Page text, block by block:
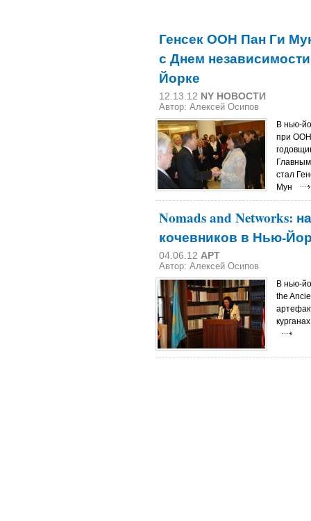
Генсек ООН Пан Ги
с Днем
Йорке
12.13.12 NY НОВОСТИ
Автор: Алексей Осипов
В нью-
при ООН
стал
Мун
Nomads and Networks:
кочевников в Нью-
04.06.12 АРТ
Автор: Алексей Осипов
В нью-
the